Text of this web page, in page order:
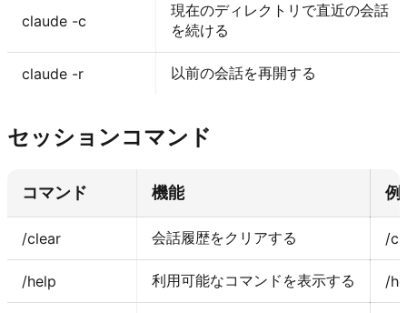
claude -c
現在のディレクトリで直近の会話
を続ける
claude -r 以前の会話を再開する
セッションコマンド
コマンド 機能 例
/clear 会話履歴をクリアする /
/help 利用可能なコマンドを表示する /